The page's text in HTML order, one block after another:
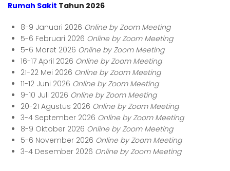
Rumah Sakit Tahun 2026
8-9 Januari 2026 Online by Zoom Meeting
5-6 Februari 2026 Online by Zoom Meeting
5-6 Maret 2026 Online by Zoom Meeting
16-17 April 2026 Online by Zoom Meeting
21-22 Mei 2026 Online by Zoom Meeting
11-12 Juni 2026 Online by Zoom Meeting
9-10 Juli 2026 Online by Zoom Meeting
20-21 Agustus 2026 Online by Zoom Meeting
3-4 September 2026 Online by Zoom Meeting
8-9 Oktober 2026 Online by Zoom Meeting
5-6 November 2026 Online by Zoom Meeting
3-4 Desember 2026 Online by Zoom Meeting